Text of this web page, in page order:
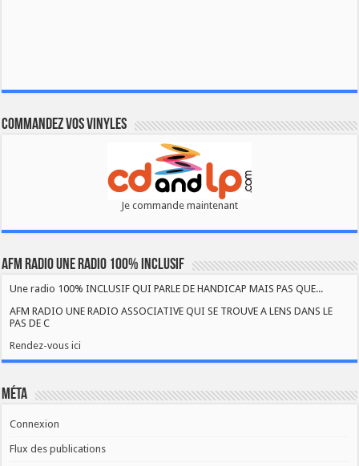
Commandez vos vinyles
Je commande maintenant
AFM RADIO UNE RADIO 100% INCLUSIF
Une radio 100% INCLUSIF QUI PARLE DE HANDICAP MAIS PAS QUE...
AFM RADIO UNE RADIO ASSOCIATIVE QUI SE TROUVE A LENS DANS LE
PAS DE C
Rendez-vous ici
Méta
Connexion
Flux des publications